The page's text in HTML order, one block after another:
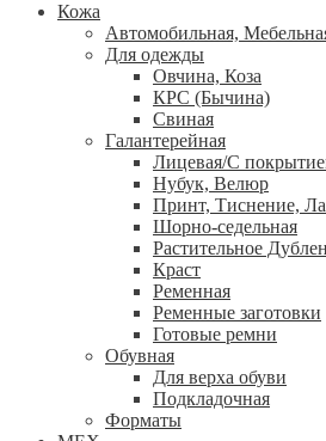
Кожа
Автомобильная,
Для одежды
Овчина, Коза
КРС (Бычина)
Свиная
Галантерейная
Лицевая/С
Нубук, Велюр
Принт, Тиснение,
Шорно-седельная
Растительное
Краст
Ременная
Ременные заготовки
Готовые ремни
Обувная
Для верха обуви
Подкладочная
Форматы